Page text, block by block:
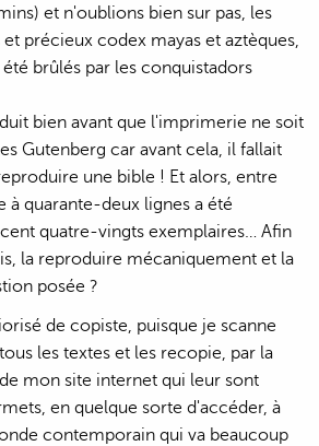
et n'oublions bien sur pas, les
précieux codex mayas et aztèques,
brûlés par les conquistadors
bien avant que l'imprimerie ne soit
Gutenberg car avant cela, il fallait
une bible ! Et alors, entre
à quarante-deux lignes a été
quatre-vingts exemplaires… Afin
la reproduire mécaniquement et la
posée ?
de copiste, puisque je scanne
les textes et les recopie, par la
mon site internet qui leur sont
en quelque sorte d'accéder, à
contemporain qui va beaucoup